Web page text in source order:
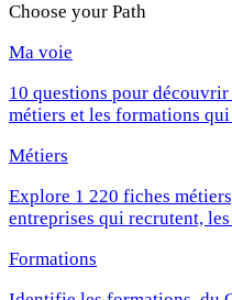
Choose your Path
Ma voie
10 questions pour
métiers et les formations
Métiers
Explore 1 220 fiches
entreprises qui recrutent,
Formations